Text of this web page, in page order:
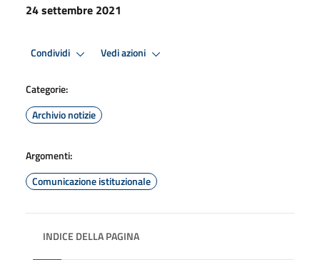
24 settembre 2021
Condividi Vedi azioni
Categorie:
Archivio notizie
Argomenti:
Comunicazione istituzionale
INDICE DELLA PAGINA